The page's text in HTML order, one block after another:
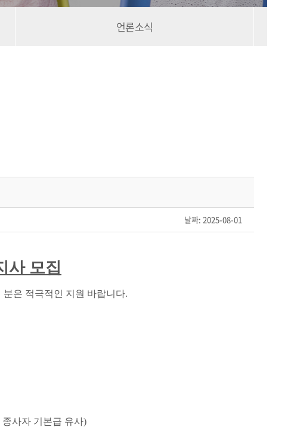
언론소식
날짜: 2025-08-01
사 모집
은 적극적인 지원 바랍니다.
사자 기본급 유사)